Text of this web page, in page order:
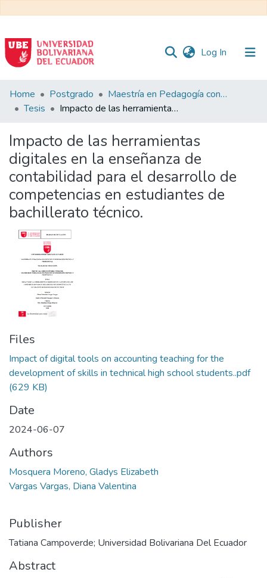
Log In (current)
Communities
&
All of DSpace
Statistics
Home Postgrado
Maestría en Pedagogía con Mención en Formación Técnica y Profesional
Tesis
Impacto de las herramientas digitales en la enseñanza de contabilidad para el desarrollo de competencias en estudiantes de bachillerato técnico.
Impacto de las herramientas
digitales en la enseñanza de
contabilidad para el desarrollo de
competencias en estudiantes de
bachillerato técnico.
Files
Impact of digital tools on accounting teaching for the
development of skills in technical high school students..pdf
(629 KB)
Date
2024-06-07
Authors
Mosquera Moreno, Gladys Elizabeth
Vargas Vargas, Diana Valentina
Publisher
Tatiana Campoverde; Universidad Bolivariana Del Ecuador
Abstract